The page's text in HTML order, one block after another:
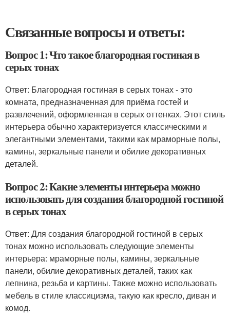
Связанные вопросы и ответы:
Вопрос 1: Что такое благородная гостиная в
серых тонах
Ответ: Благородная гостиная в серых тонах - это
комната, предназначенная для приёма гостей и
развлечений, оформленная в серых оттенках. Этот стиль
интерьера обычно характеризуется классическими и
элегантными элементами, такими как мраморные полы,
камины, зеркальные панели и обилие декоративных
деталей.
Вопрос 2: Какие элементы интерьера можно
использовать для создания благородной гостиной
в серых тонах
Ответ: Для создания благородной гостиной в серых
тонах можно использовать следующие элементы
интерьера: мраморные полы, камины, зеркальные
панели, обилие декоративных деталей, таких как
лепнина, резьба и картины. Также можно использовать
мебель в стиле классицизма, такую как кресло, диван и
комод.